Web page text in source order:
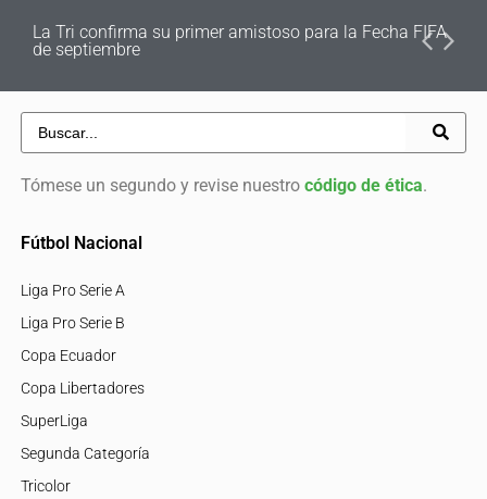
La Tri confirma su primer amistoso para la Fecha FIFA
de septiembre
Tómese un segundo y revise nuestro código de ética.
Fútbol Nacional
Liga Pro Serie A
Liga Pro Serie B
Copa Ecuador
Copa Libertadores
SuperLiga
Segunda Categoría
Tricolor